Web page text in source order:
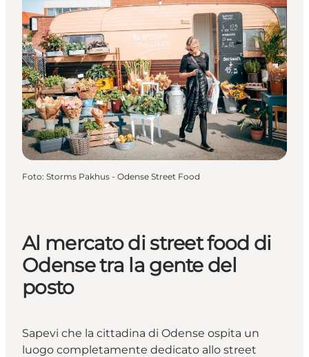
Foto: Storms Pakhus - Odense Street Food
Al mercato di street food di
Odense tra la gente del
posto
Sapevi che la cittadina di Odense ospita un
luogo completamente dedicato allo street